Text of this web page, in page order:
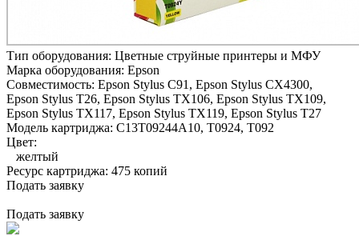
Тип оборудования: Цветные струйные принтеры и МФУ
Марка оборудования: Epson
Совместимость: Epson Stylus C91, Epson Stylus CX4300,
Epson Stylus T26, Epson Stylus TX106, Epson Stylus TX109,
Epson Stylus TX117, Epson Stylus TX119, Epson Stylus T27
Модель картриджа: C13T09244A10, T0924, T092
Цвет:
желтый
Ресурс картриджа: 475 копий
Подать заявку
Подать заявку